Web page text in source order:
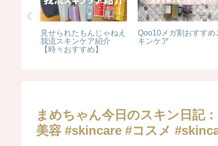
見せられたもんじゃねえ
我流スキンケア紹介
【時々おすすめ】
Qoo10メガ割おすすめ
キンケア
まめちゃん今日のスキン日記
美容 #skincare #コスメ